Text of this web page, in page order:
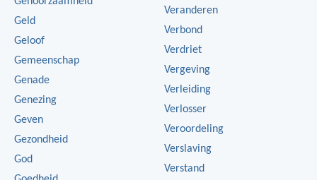
Geld
Geloof
Gemeenschap
Genade
Genezing
Geven
Gezondheid
God
Veranderen
Verbond
Verdriet
Vergeving
Verleiding
Verlosser
Veroordeling
Verslaving
Verstand